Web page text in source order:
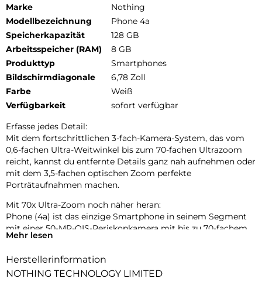
Marke
Nothing
Modellbezeichnung
Phone 4a
Speicherkapazität
128 GB
Arbeitsspeicher (RAM)
8 GB
Produkttyp
Smartphones
Bildschirmdiagonale
6,78 Zoll
Farbe
Weiß
Verfügbarkeit
sofort verfügbar
Erfasse jedes Detail:
Mit dem fortschrittlichen 3-fach-Kamera-System, das vom
0,6-fachen Ultra-Weitwinkel bis zum 70-fachen Ultrazoom
reicht, kannst du entfernte Details ganz nah aufnehmen oder
mit dem 3,5-fachen optischen Zoom perfekte
Porträtaufnahmen machen.
Mit 70x Ultra-Zoom noch näher heran:
Phone (4a) ist das einzige Smartphone in seinem Segment
mit einer 50-MP-OIS-Periskopkamera mit bis zu 70-fachem
Ultra-Zoom. Entwickelt, um Details in jeder Entfernung
Tetraprismen-Periskop-Zoom:
Mehr lesen
Herstellerinformation
NOTHING TECHNOLOGY LIMITED